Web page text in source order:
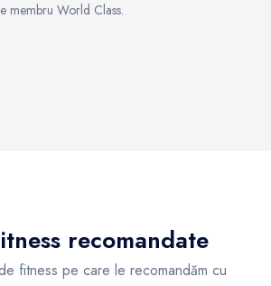
membru World Class.
recomandate
fitness pe care le recomandăm cu